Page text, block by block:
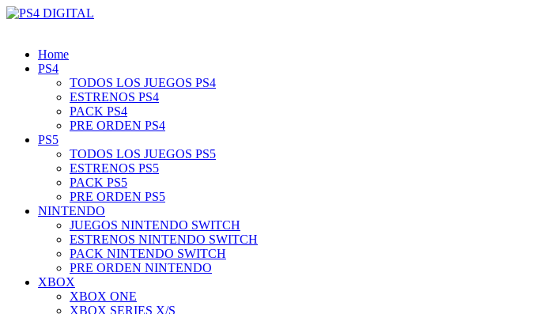
Home
PS4
TODOS LOS JUEGOS PS4
ESTRENOS PS4
PACK PS4
PRE ORDEN PS4
PS5
TODOS LOS JUEGOS PS5
ESTRENOS PS5
PACK PS5
PRE ORDEN PS5
NINTENDO
JUEGOS NINTENDO SWITCH
ESTRENOS NINTENDO SWITCH
PACK NINTENDO SWITCH
PRE ORDEN NINTENDO
XBOX
XBOX ONE
XBOX SERIES X/S